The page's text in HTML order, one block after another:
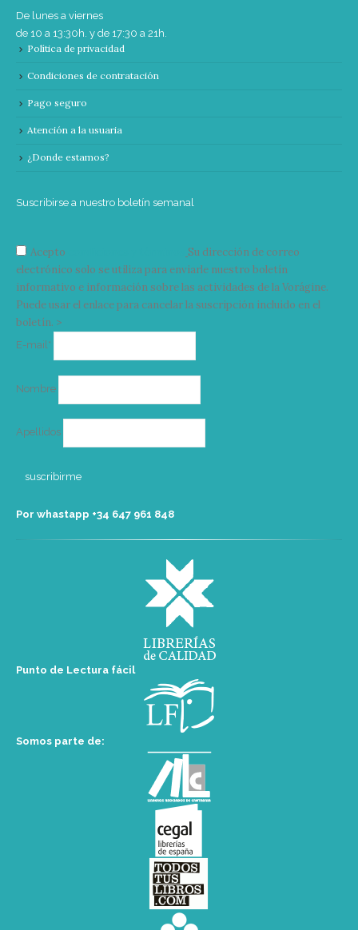
De lunes a viernes
de 10 a 13:30h. y de 17:30 a 21h.
Política de privacidad
Condiciones de contratación
Pago seguro
Atención a la usuaria
¿Donde estamos?
Suscribirse a nuestro boletín semanal
Acepto
Su dirección de correo
electrónico solo se utiliza para enviarle nuestro boletín
informativo e información sobre las actividades de la Vorágine.
Puede usar el enlace para cancelar la suscripción incluido en el
boletín. >
E-mail*
Nombre
Apellidos
Por whastapp +34 ‭647 961 848‬
Punto de Lectura fácil
Somos parte de: